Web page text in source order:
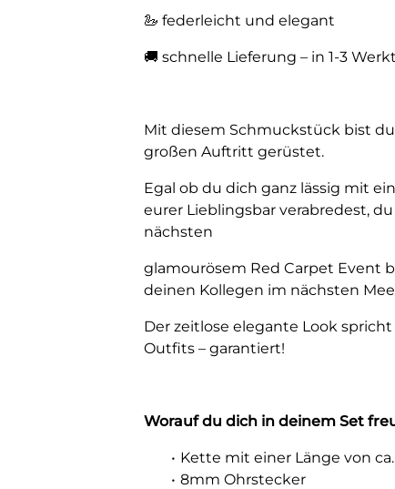
🦢 federleicht und elegant
🚚 schnelle Lieferung – in 1-3
Mit diesem Schmuckstück bist
großen Auftritt gerüstet.
Egal ob du dich ganz lässig mit
eurer Lieblingsbar verabredest,
nächsten
glamourösem Red Carpet Event
deinen Kollegen im nächsten
Der zeitlose elegante Look
Outfits – garantiert!
Worauf du dich in deinem Set
Kette mit einer Länge von
8mm Ohrstecker